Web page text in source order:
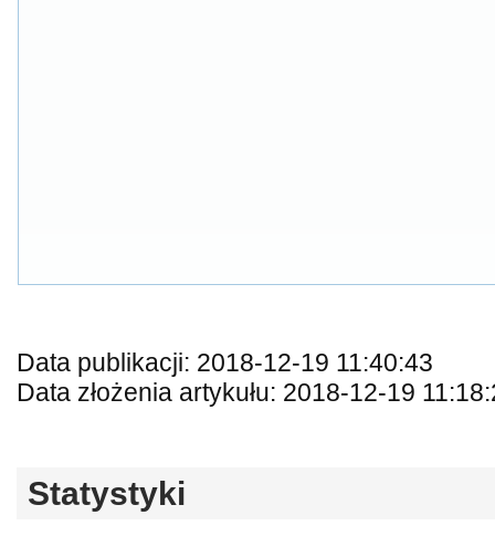
Data publikacji: 2018-12-19 11:40:43
Data złożenia artykułu: 2018-12-19
Statystyki